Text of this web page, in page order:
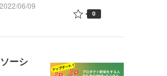
2022/06/09
0
ーシ